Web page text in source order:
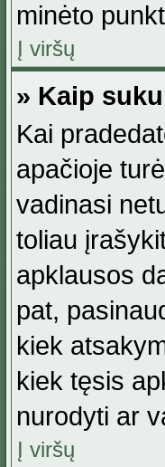
minėto
Į viršų
» Kaip
Kai
apačioje
vadinasi
toliau
apklausos
pat,
kiek
kiek tęsis
nurodyti ar
Į viršų